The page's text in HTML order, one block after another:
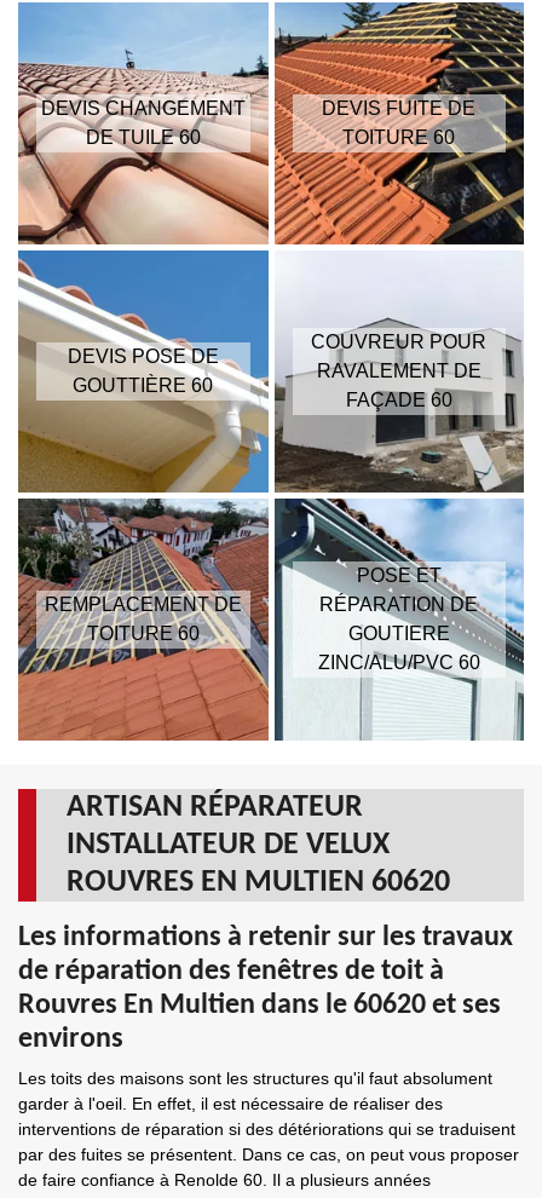
DEVIS CHANGEMENT
DE TUILE 60
DEVIS FUITE DE
TOITURE 60
DEVIS POSE DE
GOUTTIÈRE 60
COUVREUR POUR
RAVALEMENT DE
FAÇADE 60
REMPLACEMENT DE
TOITURE 60
POSE ET
RÉPARATION DE
GOUTIERE
ZINC/ALU/PVC 60
ARTISAN RÉPARATEUR
INSTALLATEUR DE VELUX
ROUVRES EN MULTIEN 60620
Les informations à retenir sur les travaux
de réparation des fenêtres de toit à
Rouvres En Multien dans le 60620 et ses
environs
Les toits des maisons sont les structures qu'il faut absolument
garder à l'oeil. En effet, il est nécessaire de réaliser des
interventions de réparation si des détériorations qui se traduisent
par des fuites se présentent. Dans ce cas, on peut vous proposer
de faire confiance à Renolde 60. Il a plusieurs années